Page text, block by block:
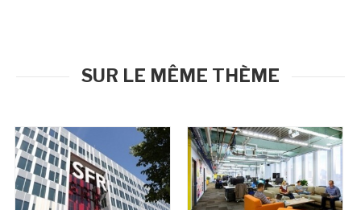
SUR LE MÊME THÈME